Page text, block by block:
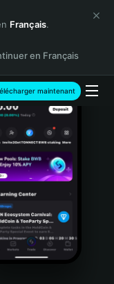
Français.
en Français
maintenant